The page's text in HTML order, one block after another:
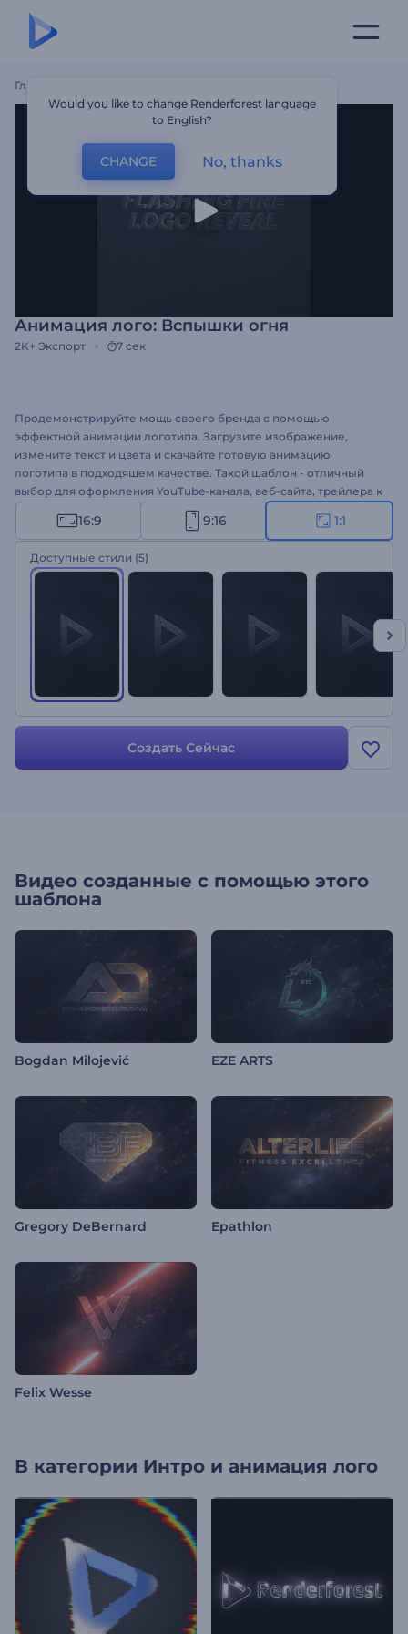
Главная
Анимация лого: Вспышки огня
2K+ Экспорт 7 сек
Продемонстрируйте мощь своего бренда с помощью
эффектной анимации логотипа. Загрузите изображение,
измените текст и цвета и скачайте готовую анимацию
логотипа в подходящем качестве. Такой шаблон - отличный
выбор для оформления YouTube-канала, веб-сайта, трейлера к
фильму, рекламного ролика и многого другого. Создайте
свою анимацию логотипа!
16:9 9:16 1:1
Доступные стили (5)
Создать Сейчас
Видео созданные с помощью этого
шаблона
Bogdan Milojević EZE ARTS
Gregory DeBernard Epathlon
Felix Wesse
В категории Интро и анимация лого
Would you like to change Renderforest language
to English?
CHANGE No, thanks